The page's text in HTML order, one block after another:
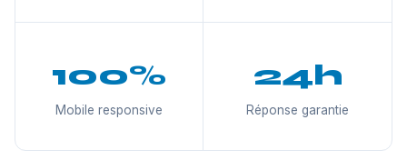
100%
Mobile responsive
24h
Réponse garantie